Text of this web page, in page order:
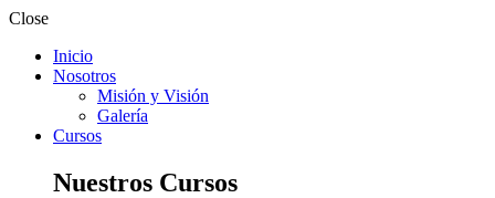
Close
Inicio
Nosotros
Misión y Visión
Galería
Cursos
Nuestros Cursos